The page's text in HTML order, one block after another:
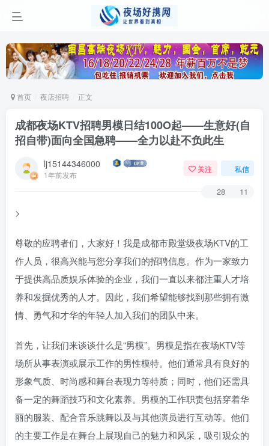
首页 夜店招聘 正文
成都夜场KTV招聘男模日结100O起——生意好(自
招自带)面向全国急聘——全力以赴不负此生
lj15144346000
1年前发布
关注 私信
28 11
>
尊敬的应聘者们，大家好！我是成都市殿堂级夜场KTV的工
作人员，很高兴能与您分享我们的招聘信息。作为一家致力
于提供高品质娱乐体验的企业，我们一直以来都注重人才培
养和发掘优秀的人才。因此，我们希望能够找到那些拥有激
情、勇气和才华的年轻人加入我们的团队中来。
首先，让我们来谈谈什么是“男模”。男模是指在夜场KTV等
场所从事表演或展示工作的男性模特。他们通常具有良好的
形象气质、时尚感和舞台表现力等特质；同时，他们还需具
备一定的舞蹈技巧和文化素养。男模的工作职责包括穿着华
丽的服装、配合音乐跳舞以及与其他演员进行互动等。他们
的主要工作是在舞台上展现自己的魅力和风采，吸引观众的